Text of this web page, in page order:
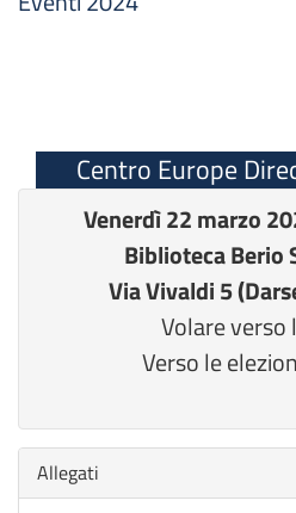
Centro Europe
Venerdì 22 marzo
Biblioteca Berio
Via Vivaldi 5
Volare verso
Verso le
Nascondi
Allegati